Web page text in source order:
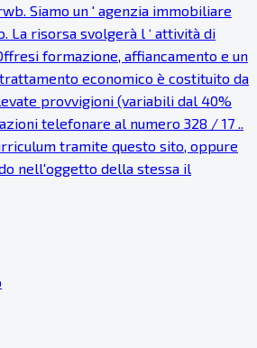
Siamo un ' agenzia immobiliare
La risorsa svolgerà l ‘ attività di
formazione, affiancamento e un
economico è costituito da
provvigioni (variabili dal 40%
telefonare al numero 328 / 17 ..
tramite questo sito, oppure
nell'oggetto della stessa il